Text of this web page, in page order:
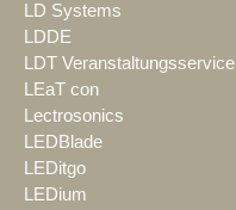
LD Systems
LDDE
LDT Veranstaltungsservice
LEaT con
Lectrosonics
LEDBlade
LEDitgo
LEDium